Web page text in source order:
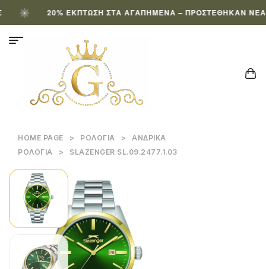
20% ΈΚΠΤΩΣΗ ΣΤΑ ΑΓΑΠΗΜΈΝΑ – ΠΡΟΣΤΈΘΗΚΑΝ ΝΈΑ
HOME PAGE > ΡΟΛΌΓΙΑ >
ΑΝΔΡΙΚΆ
ΡΟΛΌΓΙΑ
> SLAZENGER SL.09.2477.1.03